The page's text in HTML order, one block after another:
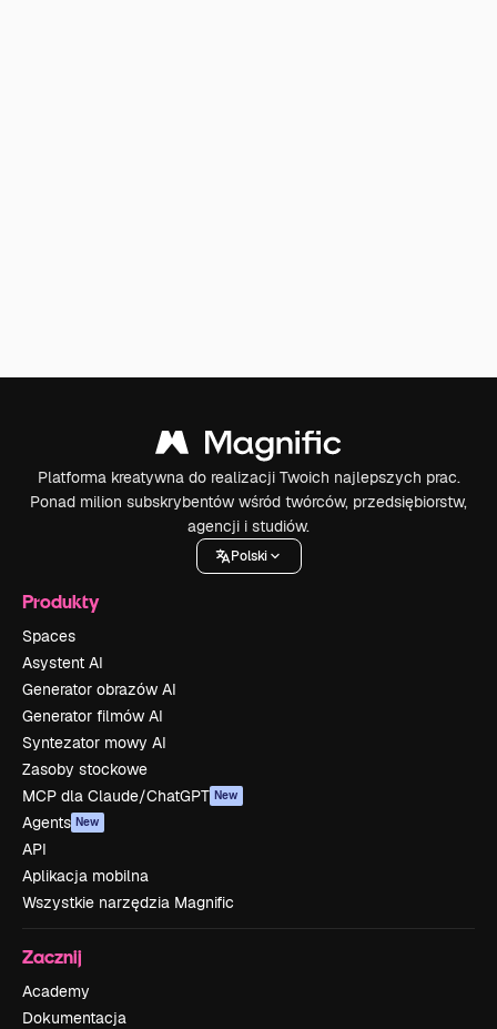
Platforma kreatywna do realizacji Twoich najlepszych prac.
Ponad milion subskrybentów wśród twórców, przedsiębiorstw,
agencji i studiów.
Polski
Produkty
Spaces
Asystent AI
Generator obrazów AI
Generator filmów AI
Syntezator mowy AI
Zasoby stockowe
MCP dla Claude/ChatGPT New
Agents New
API
Aplikacja mobilna
Wszystkie narzędzia Magnific
Zacznij
Academy
Dokumentacja